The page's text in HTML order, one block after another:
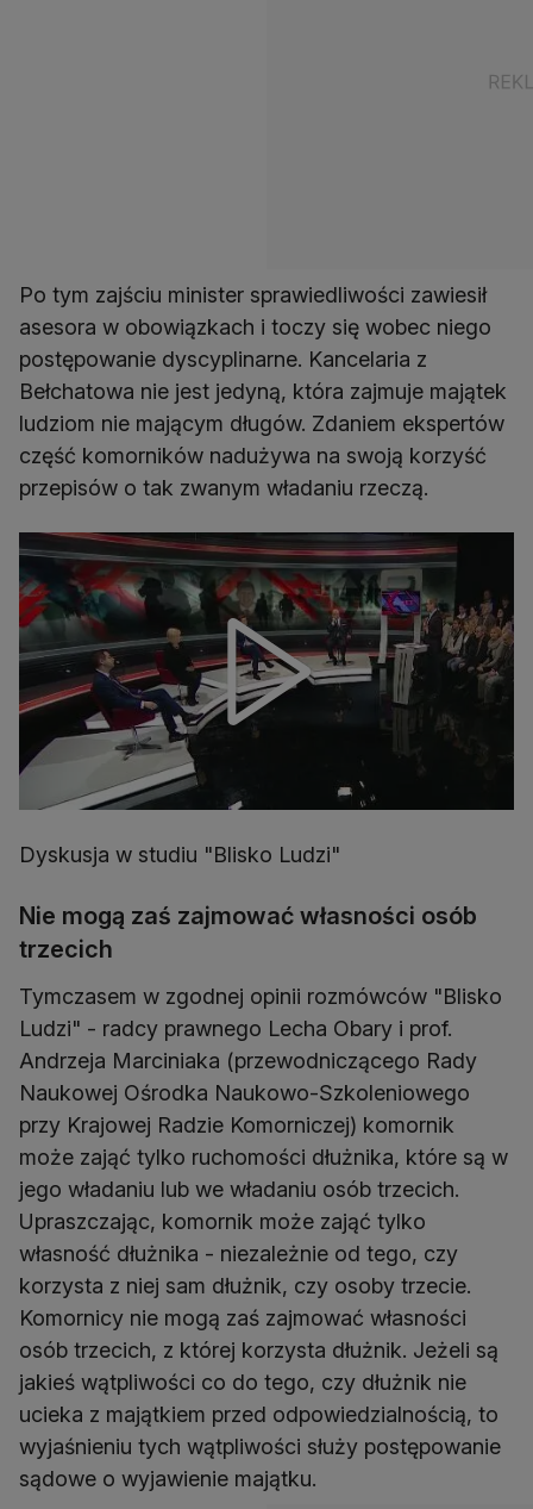
Po tym zajściu minister sprawiedliwości zawiesił
asesora w obowiązkach i toczy się wobec niego
postępowanie dyscyplinarne. Kancelaria z
Bełchatowa nie jest jedyną, która zajmuje majątek
ludziom nie mającym długów. Zdaniem ekspertów
część komorników nadużywa na swoją korzyść
przepisów o tak zwanym władaniu rzeczą.
Dyskusja w studiu "Blisko Ludzi"
Nie mogą zaś zajmować własności osób
trzecich
Tymczasem w zgodnej opinii rozmówców "Blisko
Ludzi" - radcy prawnego Lecha Obary i prof.
Andrzeja Marciniaka (przewodniczącego Rady
Naukowej Ośrodka Naukowo-Szkoleniowego
przy Krajowej Radzie Komorniczej) komornik
może zająć tylko ruchomości dłużnika, które są w
jego władaniu lub we władaniu osób trzecich.
Upraszczając, komornik może zająć tylko
własność dłużnika - niezależnie od tego, czy
korzysta z niej sam dłużnik, czy osoby trzecie.
Komornicy nie mogą zaś zajmować własności
osób trzecich, z której korzysta dłużnik. Jeżeli są
jakieś wątpliwości co do tego, czy dłużnik nie
ucieka z majątkiem przed odpowiedzialnością, to
wyjaśnieniu tych wątpliwości służy postępowanie
sądowe o wyjawienie majątku.